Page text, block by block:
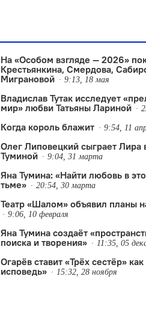
На «Особом взгляде — 2026»
Крестьянкина, Смердова,
Миграновой
9:13, 18 мая
Владислав Тутак исследует
мир» любви Татьяны Лариной
Когда король блажит 9:54, 11
Олег Липовецкий сыграет
Туминой
9:04, 31 марта
Яна Тумина: «Найти любовь в
тьме»
20:54, 30 марта
Театр «Шалом» объявил планы
9:06, 10 февраля
Яна Тумина создаёт
поиска и творения»
11:35, 05
Огарёв ставит «Трёх сестёр»
исповедь»
15:32, 28 ноября